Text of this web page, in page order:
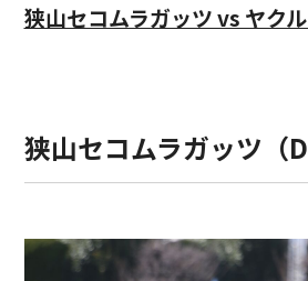
狭山セコムラガッツ vs ヤク
狭山セコムラガッツ（